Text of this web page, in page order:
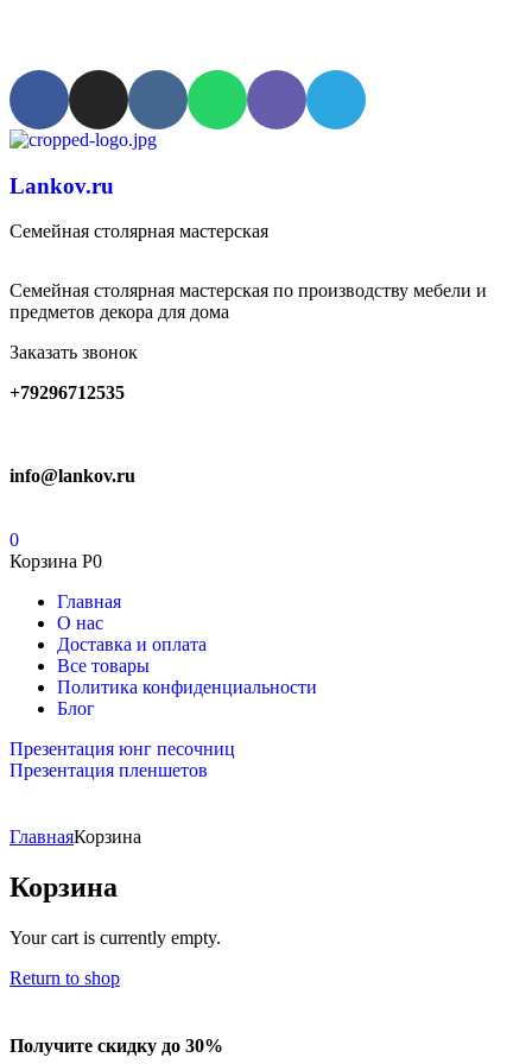
Lankov.ru
Семейная столярная мастерская
Семейная столярная мастерская по производству мебели и
предметов декора для дома
Заказать звонок
+79296712535
info@lankov.ru
0
Корзина Р0
Главная
О нас
Доставка и оплата
Все товары
Политика конфиденциальности
Блог
Презентация юнг песочниц
Презентация пленшетов
ГлавнаяКорзина
Корзина
Your cart is currently empty.
Return to shop
Получите скидку до 30%